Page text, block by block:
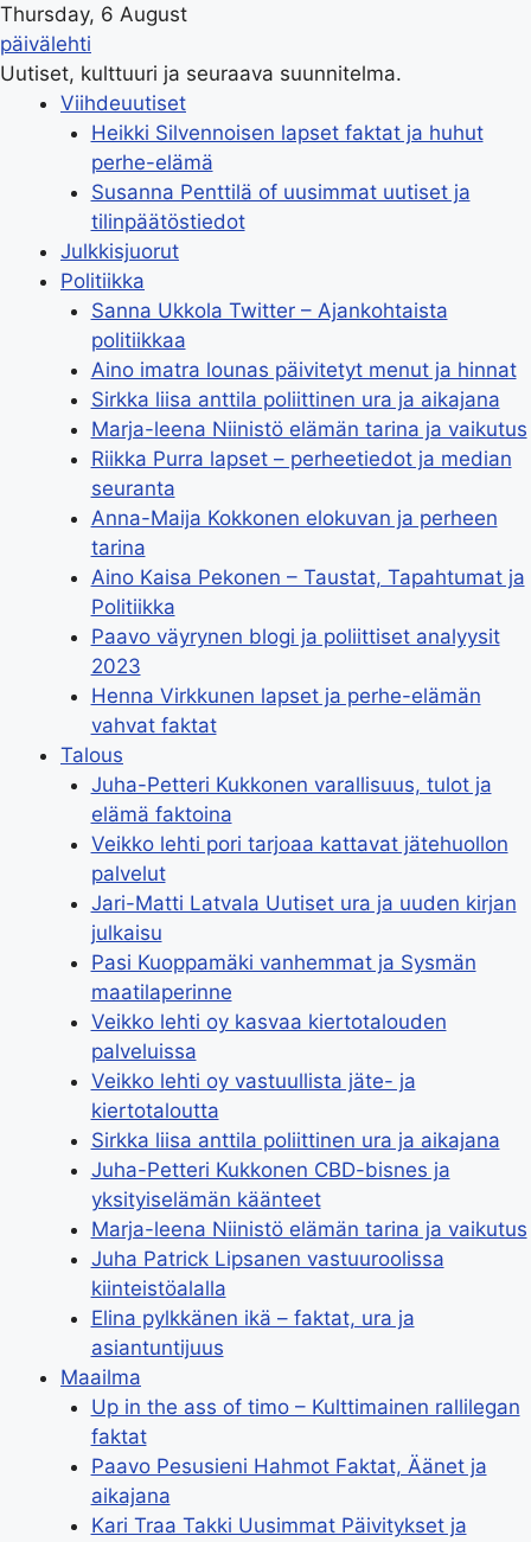
Thursday, 6 August
päivälehti
Uutiset, kulttuuri ja seuraava suunnitelma.
Viihdeuutiset
Heikki Silvennoisen lapset faktat ja huhut
perhe-elämä
Susanna Penttilä of uusimmat uutiset ja
tilinpäätöstiedot
Julkkisjuorut
Politiikka
Sanna Ukkola Twitter – Ajankohtaista
politiikkaa
Aino imatra lounas päivitetyt menut ja hinnat
Sirkka liisa anttila poliittinen ura ja aikajana
Marja-leena Niinistö elämän tarina ja vaikutus
Riikka Purra lapset – perheetiedot ja median
seuranta
Anna-Maija Kokkonen elokuvan ja perheen
tarina
Aino Kaisa Pekonen – Taustat, Tapahtumat ja
Politiikka
Paavo väyrynen blogi ja poliittiset analyysit
2023
Henna Virkkunen lapset ja perhe-elämän
vahvat faktat
Talous
Juha-Petteri Kukkonen varallisuus, tulot ja
elämä faktoina
Veikko lehti pori tarjoaa kattavat jätehuollon
palvelut
Jari-Matti Latvala Uutiset ura ja uuden kirjan
julkaisu
Pasi Kuoppamäki vanhemmat ja Sysmän
maatilaperinne
Veikko lehti oy kasvaa kiertotalouden
palveluissa
Veikko lehti oy vastuullista jäte- ja
kiertotaloutta
Sirkka liisa anttila poliittinen ura ja aikajana
Juha-Petteri Kukkonen CBD-bisnes ja
yksityiselämän käänteet
Marja-leena Niinistö elämän tarina ja vaikutus
Juha Patrick Lipsanen vastuuroolissa
kiinteistöalalla
Elina pylkkänen ikä – faktat, ura ja
asiantuntijuus
Maailma
Up in the ass of timo – Kulttimainen rallilegan
faktat
Paavo Pesusieni Hahmot Faktat, Äänet ja
aikajana
Kari Traa Takki Uusimmat Päivitykset ja